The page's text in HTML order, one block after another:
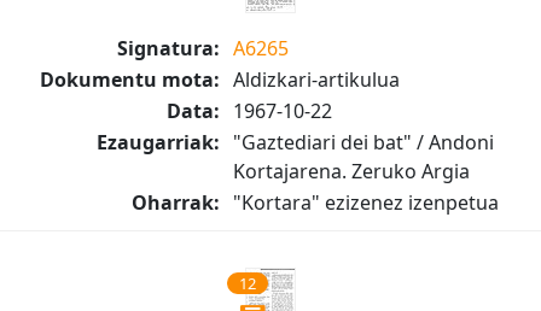
Signatura: A6265
Dokumentu mota: Aldizkari-artikulua
Data: 1967-10-22
Ezaugarriak: "Gaztediari dei bat" / Andoni
Kortajarena. Zeruko Argia
Oharrak: "Kortara" ezizenez izenpetua
12